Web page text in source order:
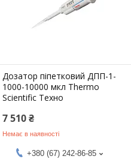
Дозатор піпетковий ДПП-1-
1000-10000 мкл Thermo
Scientific Техно
7 510 ₴
Немає в наявності
+380 (67) 242-86-85